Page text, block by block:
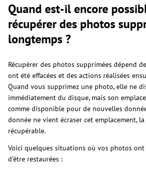
Quand est-il encore
récupérer des photos
longtemps ?
Récupérer des photos supprimées dépend
ont été effacées et des actions réalisées
Quand vous supprimez une photo, elle ne
immédiatement du disque, mais son
comme disponible pour de nouvelles
donnée ne vient écraser cet emplacement,
récupérable.
Voici quelques situations où vos photos ont
d’être restaurées :